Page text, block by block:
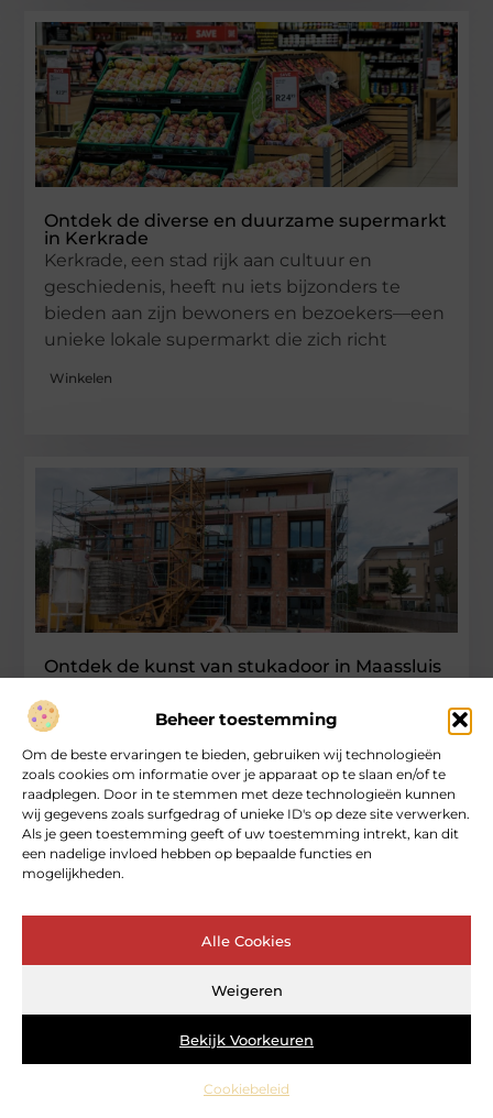
Beheer toestemming
Om de beste ervaringen te bieden, gebruiken wij technologieën
zoals cookies om informatie over je apparaat op te slaan en/of te
raadplegen. Door in te stemmen met deze technologieën kunnen
wij gegevens zoals surfgedrag of unieke ID's op deze site verwerken.
Als je geen toestemming geeft of uw toestemming intrekt, kan dit
een nadelige invloed hebben op bepaalde functies en
mogelijkheden.
Alle Cookies
Weigeren
Bekijk Voorkeuren
Cookiebeleid
Ontdek de diverse en duurzame supermarkt
in Kerkrade
Kerkrade, een stad rijk aan cultuur en
geschiedenis, heeft nu iets bijzonders te
bieden aan zijn bewoners en bezoekers—een
unieke lokale supermarkt die zich richt
Winkelen
Ontdek de kunst van stukadoor in Maassluis
van een perfect afgewerkte muur of plafond,
stukadoor bewonderd. Een stukadoor
Winkelen
Over heartcoaching
Ontdek een brede verzameling blogs en artikelen die je helpen
om het meeste uit elke dag te halen, met praktische adviezen
en verrassende inzichten.